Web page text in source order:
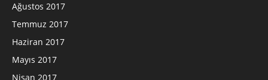
Ağustos 2017
Temmuz 2017
Haziran 2017
Mayıs 2017
Nisan 2017